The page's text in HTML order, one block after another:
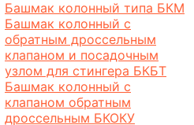
Башмак колонный типа БКМ
Башмак колонный с
обратным дроссельным
клапаном и посадочным
узлом для стингера БКБТ
Башмак колонный с
клапаном обратным
дроссельным БКОКУ